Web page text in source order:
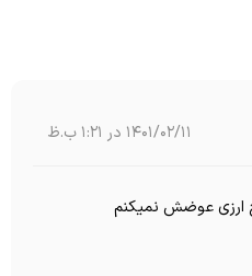
1401/02/11 در 1:21 ب.ظ
ارزی عوضش نمیکنم